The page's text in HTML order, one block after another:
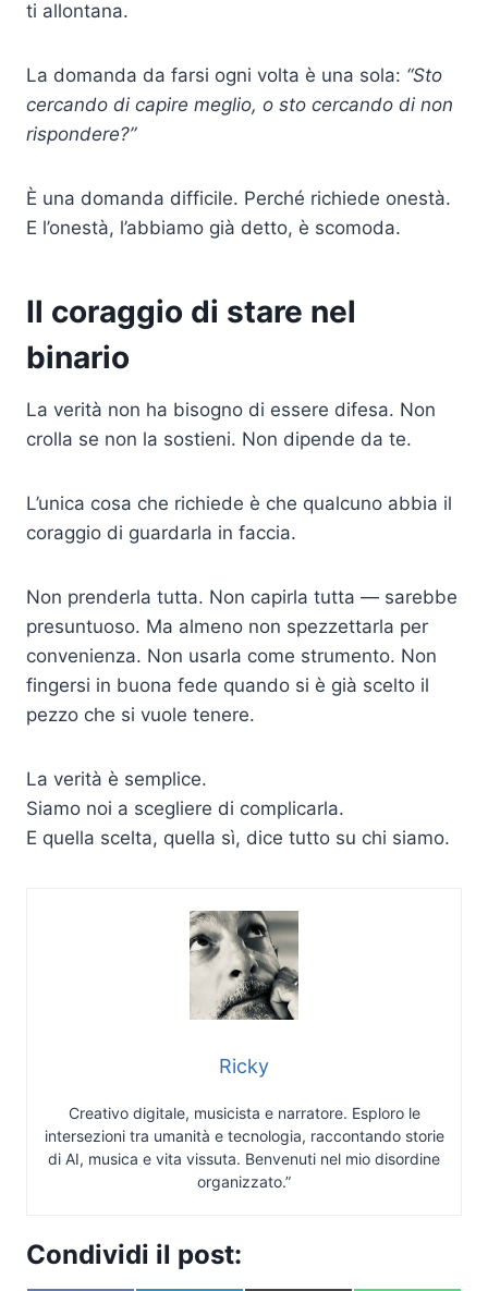
ti allontana.
La domanda da farsi ogni volta è una sola: “Sto
cercando di capire meglio, o sto cercando di non
rispondere?”
È una domanda difficile. Perché richiede onestà.
E l’onestà, l’abbiamo già detto, è scomoda.
Il coraggio di stare nel
binario
La verità non ha bisogno di essere difesa. Non
crolla se non la sostieni. Non dipende da te.
L’unica cosa che richiede è che qualcuno abbia il
coraggio di guardarla in faccia.
Non prenderla tutta. Non capirla tutta — sarebbe
presuntuoso. Ma almeno non spezzettarla per
convenienza. Non usarla come strumento. Non
fingersi in buona fede quando si è già scelto il
pezzo che si vuole tenere.
La verità è semplice.
Siamo noi a scegliere di complicarla.
E quella scelta, quella sì, dice tutto su chi siamo.
Ricky
Creativo digitale, musicista e narratore. Esploro le
intersezioni tra umanità e tecnologia, raccontando storie
di AI, musica e vita vissuta. Benvenuti nel mio disordine
organizzato.”
Condividi il post: